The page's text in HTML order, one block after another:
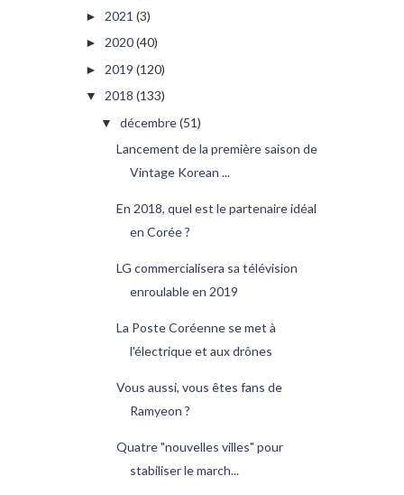
► 2021 (3)
► 2020(40)
► 2019 (120)
▼ 2018 (133)
▼ décembre(51)
Lancement de la première saison de
Vintage Korean ...
En 2018, quel est le partenaire idéal
en Corée ?
LG commercialisera sa télévision
enroulable en 2019
La Poste Coréenne se met à
l'électrique et aux drônes
Vous aussi, vous êtes fans de
Ramyeon ?
Quatre "nouvelles villes" pour
stabiliser le march...